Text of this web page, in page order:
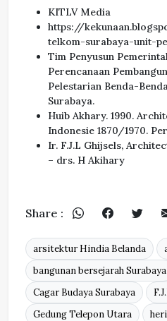
KITLV Media
https://
telkom-surabaya-unit-
Tim Penyusun
Perencanaan
Pelestarian Benda-
Surabaya.
Huib Akhary. 1990.
Indonesie 1870/1970.
Ir. F.J.L Ghijsels,
– drs. H Akihary
Share :
arsitektur Hindia Belanda
bangunan bersejarah Surabaya
Cagar Budaya Surabaya
Gedung Telepon Utara